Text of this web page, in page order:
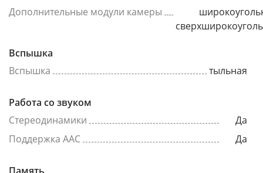
Дополнительные модули камеры
Вспышка
Вспышка
тыльная
Работа со звуком
Стереодинамики
Да
Поддержка AAC
Да